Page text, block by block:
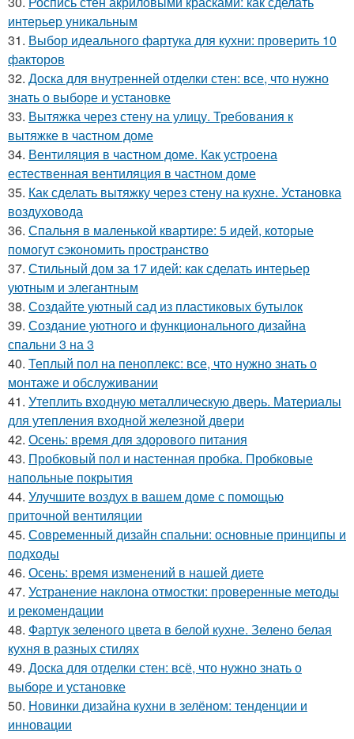
интерьер уникальным
31. Выбор идеального фартука для кухни: проверить 10
факторов
32. Доска для внутренней отделки стен: все, что нужно
знать о выборе и установке
33. Вытяжка через стену на улицу. Требования к
вытяжке в частном доме
34. Вентиляция в частном доме. Как устроена
естественная вентиляция в частном доме
35. Как сделать вытяжку через стену на кухне. Установка
воздуховода
36. Спальня в маленькой квартире: 5 идей, которые
помогут сэкономить пространство
37. Стильный дом за 17 идей: как сделать интерьер
уютным и элегантным
38. Создайте уютный сад из пластиковых бутылок
39. Создание уютного и функционального дизайна
спальни 3 на 3
40. Теплый пол на пеноплекс: все, что нужно знать о
монтаже и обслуживании
41. Утеплить входную металлическую дверь. Материалы
для утепления входной железной двери
42. Осень: время для здорового питания
43. Пробковый пол и настенная пробка. Пробковые
напольные покрытия
44. Улучшите воздух в вашем доме с помощью
приточной вентиляции
45. Современный дизайн спальни: основные принципы и
подходы
46. Осень: время изменений в нашей диете
47. Устранение наклона отмостки: проверенные методы
и рекомендации
48. Фартук зеленого цвета в белой кухне. Зелено белая
кухня в разных стилях
49. Доска для отделки стен: всё, что нужно знать о
выборе и установке
50. Новинки дизайна кухни в зелёном: тенденции и
инновации